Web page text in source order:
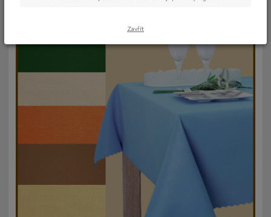
jeans 122
Zavřít